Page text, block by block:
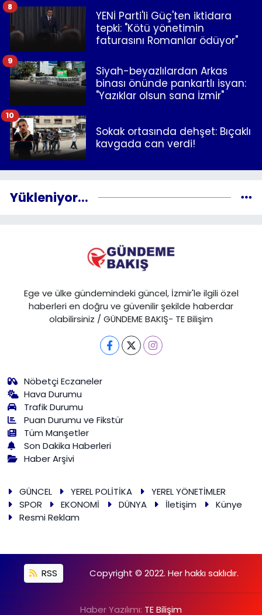
YENİ Parti'li Güç'ten iktidara
tepki: "Kötü yönetimin
faturasını Romanlar ödüyor"
8
Siyah-beyazlılardan Arkas
binası önünde pankartlı isyan:
"Yazıklar olsun sana İzmir"
9
Sokak ortasında dehşet: Bıçaklı
kavgada can verdi!
10
Yükleniyor...
Ege ve ülke gündemindeki güncel, İzmir'le ilgili özel
haberleri en doğru ve güvenilir şekilde haberdar
olabilirsiniz / GÜNDEME BAKIŞ- TE Bilişim
Nöbetçi Eczaneler
Hava Durumu
Trafik Durumu
Puan Durumu ve Fikstür
Tüm Manşetler
Son Dakika Haberleri
Haber Arşivi
GÜNCEL YEREL POLİTİKA
YEREL YÖNETİMLER
SPOR
EKONOMİ DÜNYA İletişim
Künye
Resmi Reklam
RSS Copyright © 2022. Her hakkı saklıdır.
Haber Yazılımı: TE Bilişim